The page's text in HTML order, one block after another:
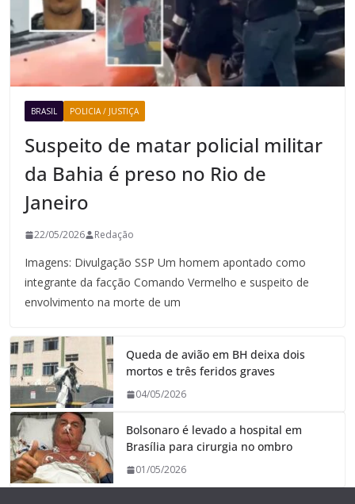
BRASIL POLICIA / JUSTIÇA
Suspeito de matar policial militar
da Bahia é preso no Rio de
Janeiro
22/05/2026 Redação
Imagens: Divulgação SSP Um homem apontado como
integrante da facção Comando Vermelho e suspeito de
envolvimento na morte de um
Queda de avião em BH deixa dois
mortos e três feridos graves
04/05/2026
Bolsonaro é levado a hospital em
Brasília para cirurgia no ombro
01/05/2026